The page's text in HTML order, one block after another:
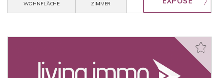
WOHNFLÄCHE
ZIMMER